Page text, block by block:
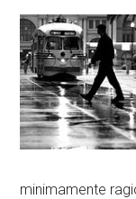
minimamente